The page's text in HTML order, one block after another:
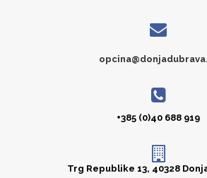
+385 (0)40 688 919
Trg Republike 13, 40328